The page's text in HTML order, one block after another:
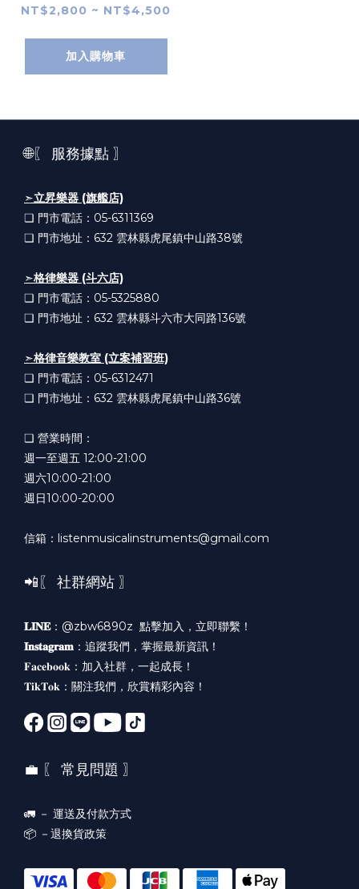
GPB-01 、 GPB-02
鋁合金架 【附原廠厚
袋】
NT$2,800 ~ NT$4,500
加入購物車
🌐〖 服務據點 〗
➣立昇樂器 (旗艦店)
❏ 門市電話：05-6311369
❏ 門市地址：632 雲林縣虎尾鎮中山路38號
➣格律樂器 (斗六店)
❏ 門市電話：05-5325880
❏ 門市地址：632 雲林縣斗六市大同路136號
➣格律音樂教室 (立案補習班)
❏ 門市電話：05-6312471
❏ 門市地址：632 雲林縣虎尾鎮中山路36號
❏ 營業時間：
週一至週五 12:00-21:00
週六10:00-21:00
週日10:00-20:00
信箱：listenmusicalinstruments@gmail.com
📲〖 社群網站 〗
𝐋𝐈𝐍𝐄：@zbw6890z 點擊加入，立即聯繫！
𝐈𝐧𝐬𝐭𝐚𝐠𝐫𝐚𝐦 ： 追蹤我們，掌握最新資訊！
𝐅𝐚𝐜𝐞𝐛𝐨𝐨𝐤： 加入社群，一起成長！
𝐓𝐢𝐤𝐓𝐨𝐤： 關注我們，欣賞精彩內容！
💼 〖 常見問題 〗
🚛 － 運送及付款方式
📦 － 退換貨政策